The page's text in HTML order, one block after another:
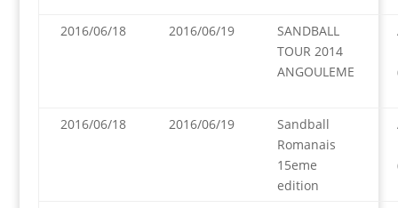
2016/06/18
2016/06/19
SANDBALL
TOUR 2014
ANGOULEME
2016/06/18
2016/06/19
Sandball
Romanais
15eme
edition